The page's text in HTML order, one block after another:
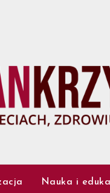
Nauka i